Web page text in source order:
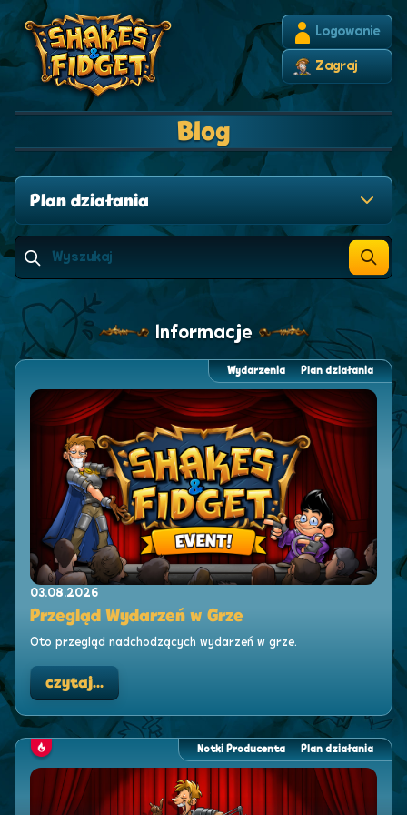
Logowanie
Zagraj
Blog
Plan działania
Informacje
03.08.2026
Przegląd Wydarzeń w Grze
Oto przegląd nadchodzących wydarzeń w grze.
czytaj...
Wydarzenia Plan działania
Notki Producenta Plan działania